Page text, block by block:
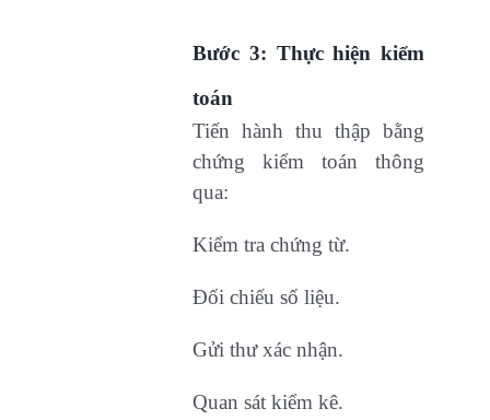
Bước 3: Thực hiện kiểm
toán
Tiến hành thu thập bằng
chứng kiểm toán thông
qua:
Kiểm tra chứng từ.
Đối chiếu số liệu.
Gửi thư xác nhận.
Quan sát kiểm kê.